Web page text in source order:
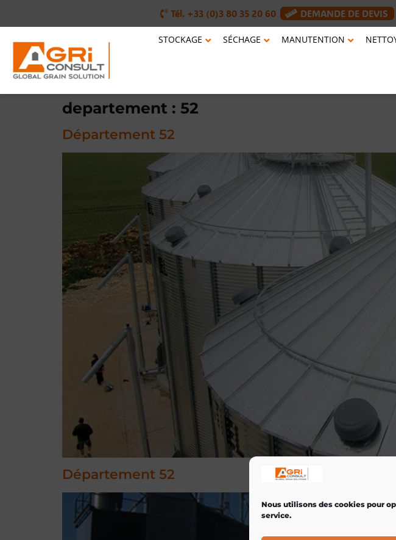
Nous utilisons des cookies pour
service.
Tél. +33 (0)3 80 35 20 60 DEMANDE DE DEVIS
STOCKAGE SÉCHAGE MANUTENTION
departement : 52
Département 52
Département 52